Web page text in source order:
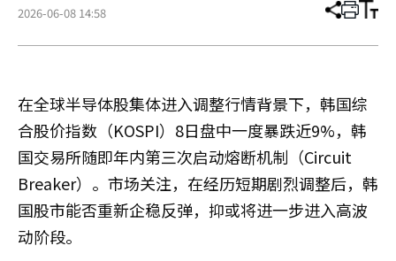
2026-06-08 14:58 分
章
打 调
小
在全球半导体股集体进入调整行情背景下，韩国综
合股价指数（KOSPI）8日盘中一度暴跌近9%，韩
国交易所随即年内第三次启动熔断机制（Circuit
Breaker）。市场关注，在经历短期剧烈调整后，韩
国股市能否重新企稳反弹，抑或将进一步进入高波
动阶段。